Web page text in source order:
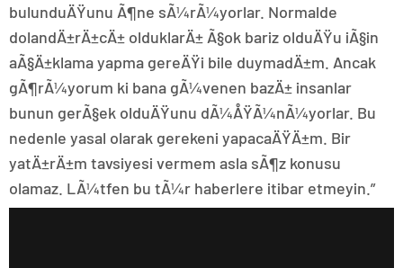
bulunduÄŸunu Ã¶ne sÃ¼rÃ¼yorlar. Normalde
dolandÄ±rÄ±cÄ± olduklarÄ± Ã§ok bariz olduÄŸu iÃ§in
aÃ§Ä±klama yapma gereÄŸi bile duymadÄ±m. Ancak
gÃ¶rÃ¼yorum ki bana gÃ¼venen bazÄ± insanlar
bunun gerÃ§ek olduÄŸunu dÃ¼ÅŸÃ¼nÃ¼yorlar. Bu
nedenle yasal olarak gerekeni yapacaÄŸÄ±m. Bir
yatÄ±rÄ±m tavsiyesi vermem asla sÃ¶z konusu
olamaz. LÃ¼tfen bu tÃ¼r haberlere itibar etmeyin.”